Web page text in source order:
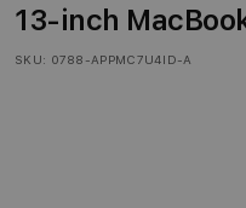
13-inch
SKU: 0788-APPMC7U4ID-A